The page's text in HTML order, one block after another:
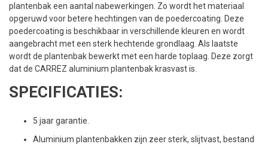
plantenbak een aantal nabewerkingen. Zo wordt het materiaal
opgeruwd voor betere hechtingen van de poedercoating. Deze
poedercoating is beschikbaar in verschillende kleuren en wordt
aangebracht met een sterk hechtende grondlaag. Als laatste
wordt de plantenbak bewerkt met een harde toplaag. Deze zorgt
dat de CARREZ aluminium plantenbak krasvast is.
SPECIFICATIES:
5 jaar garantie.
Aluminium plantenbakken zijn zeer sterk, slijtvast, bestand